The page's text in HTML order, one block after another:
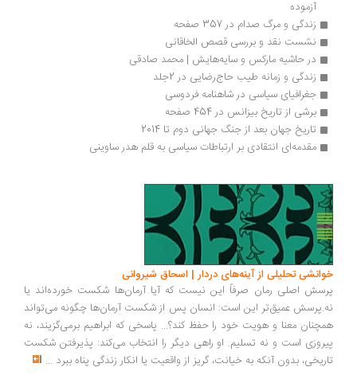
زندگی و مرگ صدام در 357 صفحه
نشست نقد و بررسی قصص الخاقانی
در حاشیه ماركس و سایه‌هایش | محمد صادقی
زندگی و زمانه طیب حاج‌رضایی در 2جلد
جغرافیای سیاسی در شاهنامه فردوسی
برشی از تاریخ بیزانس در 454 صفحه
تاریخ جهان بعد از جنگ جهانی دوم تا 2014
مقدمه‌ای انتقادی بر ارتباطات سیاسی به قلم هدر ساوینی
تحلیلی از آینه‌های دردار | اسحاق شیروانی
اصلی رمان صرفاً این نیست که آیا آرمان‌ها شکست خورده‌اند یا
عمیق‌تر این است: انسان پس از شکست آرمان‌ها چگونه می‌تواند
معنا و هویت خود را حفظ کند؟... پاسخی که ابراهیم برمی‌گزیند، نه
است و نه تسلیم. او راهی دیگر را انتخاب می‌کند: پذیرفتن شکست
بدون آنکه به خیانت، گریز از واقعیت یا انکار زندگی پناه ببرد...